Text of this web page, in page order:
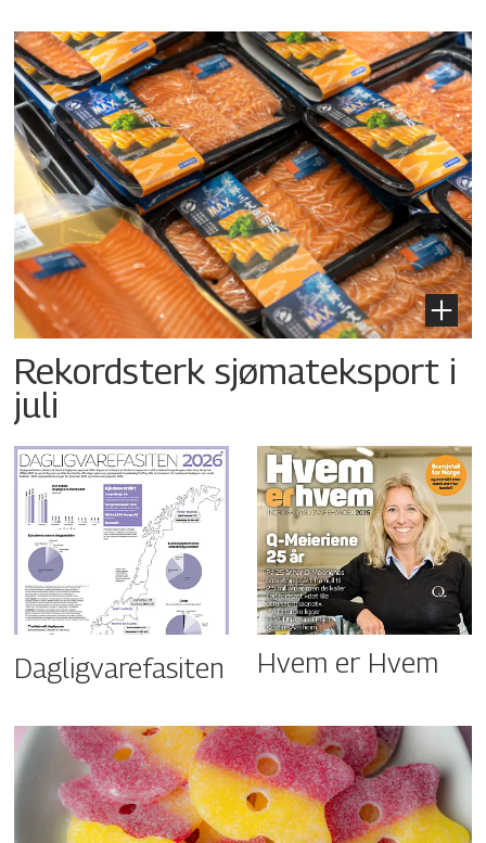
Rekordsterk sjømateksport i
juli
Dagligvarefasiten Hvem er Hvem